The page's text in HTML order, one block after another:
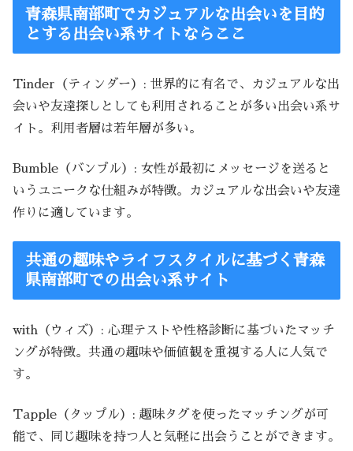
青森県南部町でカジュアルな出会いを目的
とする出会い系サイトならここ
Tinder（ティンダー）: 世界的に有名で、カジュアルな出
会いや友達探しとしても利用されることが多い出会い系サ
イト。利用者層は若年層が多い。
Bumble（バンブル）: 女性が最初にメッセージを送ると
いうユニークな仕組みが特徴。カジュアルな出会いや友達
作りに適しています。
共通の趣味やライフスタイルに基づく青森
県南部町での出会い系サイト
with（ウィズ）: 心理テストや性格診断に基づいたマッチ
ングが特徴。共通の趣味や価値観を重視する人に人気で
す。
Tapple（タップル）: 趣味タグを使ったマッチングが可
能で、同じ趣味を持つ人と気軽に出会うことができます。